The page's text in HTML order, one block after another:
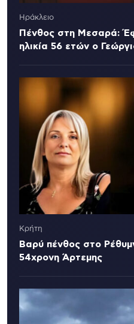
Ηράκλειο
Πένθος στη Μεσαρά:
ηλικία 56 ετών ο
Κρήτη
Βαρύ πένθος στο
54χρονη Άρτεμης